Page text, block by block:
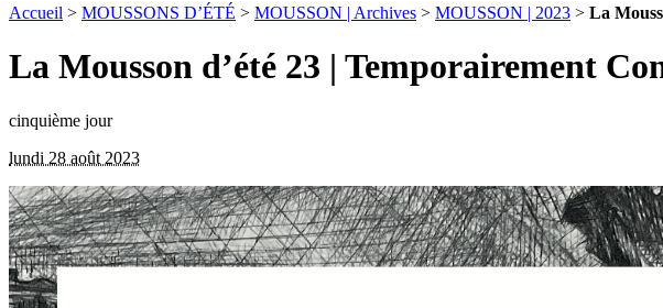
Accueil > MOUSSONS D’ÉTÉ > MOUSSON | Archives > MOUSSON | 2023 > La
La Mousson d’été 23 | Temporairement
cinquième jour
lundi 28 août 2023